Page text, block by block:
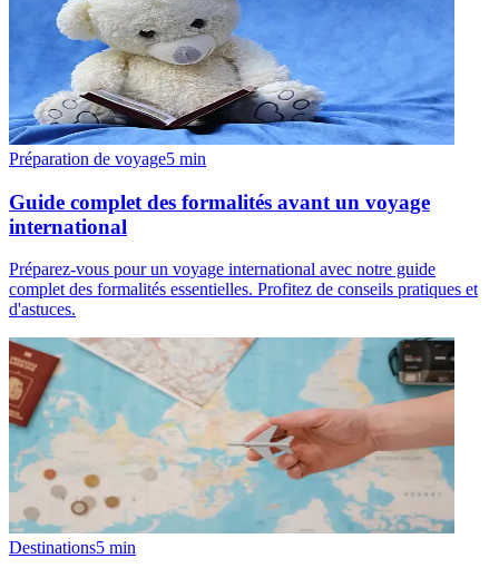
Préparation de voyage5 min
Guide complet des formalités avant un voyage
international
Préparez-vous pour un voyage international avec notre guide
complet des formalités essentielles. Profitez de conseils pratiques et
d'astuces.
Destinations5 min